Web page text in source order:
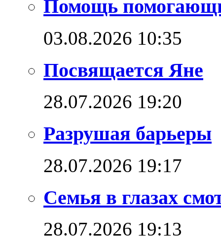
Помощь
03.08.2026 10:35
Посвящается Яне
28.07.2026 19:20
Разрушая барьеры
28.07.2026 19:17
Семья в глазах
28.07.2026 19:13